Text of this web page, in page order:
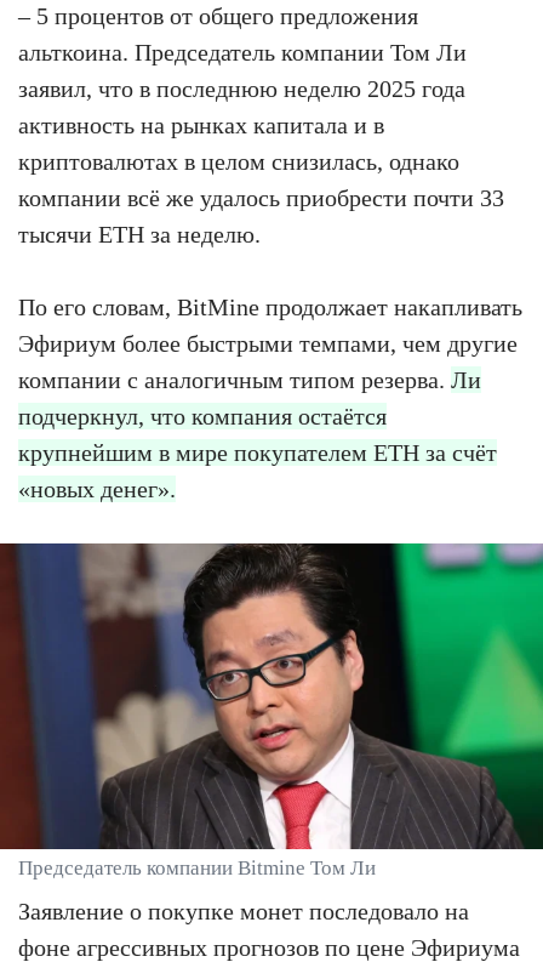
– 5 процентов от общего предложения
альткоина. Председатель компании Том Ли
заявил, что в последнюю неделю 2025 года
активность на рынках капитала и в
криптовалютах в целом снизилась, однако
компании всё же удалось приобрести почти 33
тысячи ETH за неделю.
По его словам, BitMine продолжает накапливать
Эфириум более быстрыми темпами, чем другие
компании с аналогичным типом резерва. Ли
подчеркнул, что компания остаётся
крупнейшим в мире покупателем ETH за счёт
«новых денег».
Председатель компании Bitmine Том Ли
Заявление о покупке монет последовало на
фоне агрессивных прогнозов по цене Эфириума